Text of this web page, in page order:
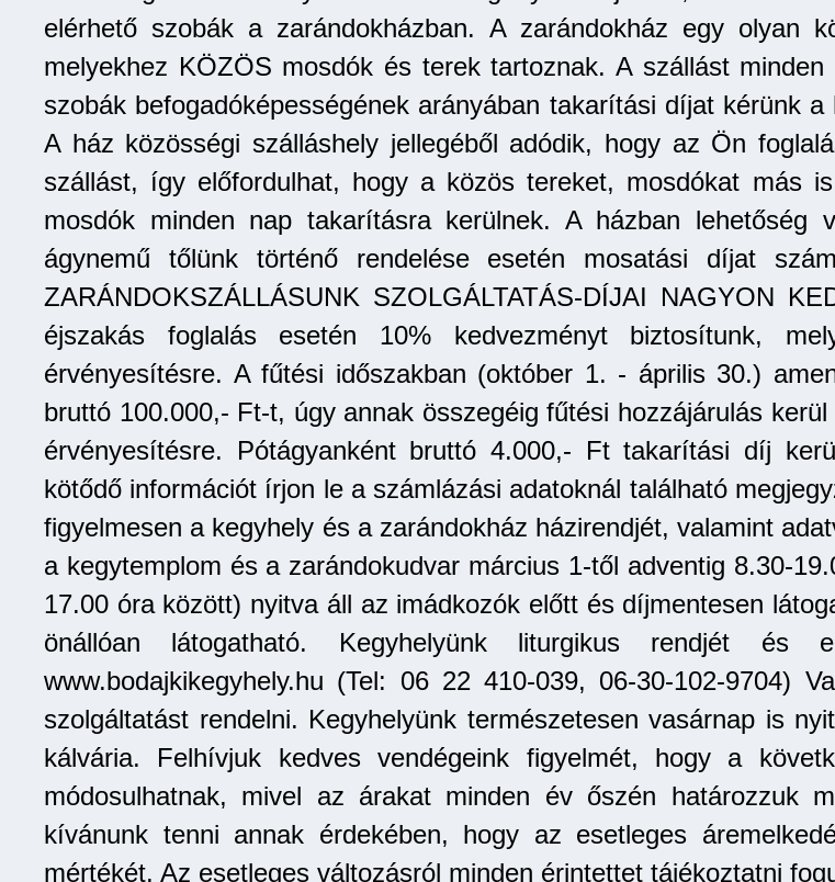
elérhető szobák a zarándokházban. A zarándokház egy olyan
melyekhez KÖZÖS mosdók és terek tartoznak. A szállást
szobák befogadóképességének arányában takarítási díjat kérünk
A ház közösségi szálláshely jellegéből adódik, hogy az Ön
szállást, így előfordulhat, hogy a közös tereket, mosdókat más
mosdók minden nap takarításra kerülnek. A házban lehetőség
ágynemű tőlünk történő rendelése esetén mosatási díjat
ZARÁNDOKSZÁLLÁSUNK SZOLGÁLTATÁS-DÍJAI NAGYON
éjszakás foglalás esetén 10% kedvezményt biztosítunk,
érvényesítésre. A fűtési időszakban (október 1. - április 30.)
bruttó 100.000,- Ft-t, úgy annak összegéig fűtési hozzájárulás
érvényesítésre. Pótágyanként bruttó 4.000,- Ft takarítási díj
kötődő információt írjon le a számlázási adatoknál található
figyelmesen a kegyhely és a zarándokház házirendjét, valamint
a kegytemplom és a zarándokudvar március 1-től adventig 8.30-
17.00 óra között) nyitva áll az imádkozók előtt és díjmentesen
önállóan látogatható. Kegyhelyünk liturgikus rendjét és
www.bodajkikegyhely.hu (Tel: 06 22 410-039, 06-30-102-9704)
szolgáltatást rendelni. Kegyhelyünk természetesen vasárnap is
kálvária. Felhívjuk kedves vendégeink figyelmét, hogy a
módosulhatnak, mivel az árakat minden év őszén határozzuk
kívánunk tenni annak érdekében, hogy az esetleges
mértékét. Az esetleges változásról minden érintettet tájékoztatni